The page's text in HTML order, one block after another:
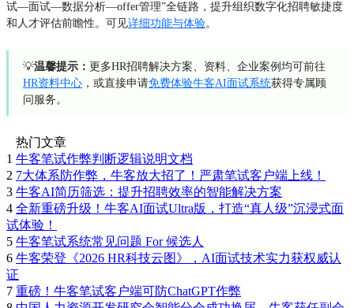
试—面试—数据分析—offer管理”全链路，提升组织数字化招聘敏捷度
和人才评估前瞻性。可见详细功能与体验。
💡温馨提示： 更多HR招聘解决方案、资料、企业案例均可前往
HR资料中心 ，或直接申请免费体验牛客AI面试系统获得专属顾
问服务。
热门文章
1 牛客笔试作弊判断逻辑说明文档
2 7大体系防作弊，牛客放大招了！严肃笔试客户端上线！
3 牛客AI简历筛选：提升招聘效率的智能解决方案
4 全新重磅升级！牛客AI面试Ultra版，打造“真人级”沉浸式面
试体验！
5 牛客笔试系统常见问题 For 候选人
6 牛客荣登《2026 HR科技云图》，AI面试技术实力获权威认
证
7 重磅！牛客笔试客户端可防ChatGPT作弊